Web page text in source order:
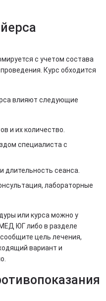
с учетом состава
Курс обходится
влияют следующие
и их количество.
специалиста с
длительность сеанса.
лабораторные
или курса можно у
ЮГ либо в разделе
цель лечения,
вариант и